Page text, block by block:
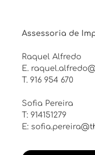
Assessoria de
Raquel Alfredo
E.
T. 916 954 670
Sofia Pereira
T: 914151279
E: